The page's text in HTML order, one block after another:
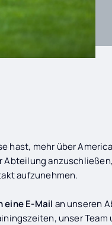
hast, mehr über
Abteilung
aufzunehmen.
eine E-Mail an unseren
unser